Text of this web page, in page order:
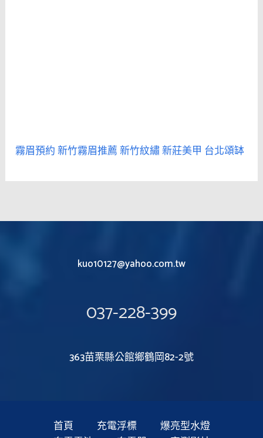
霧眉預約新竹霧眉推薦新竹紋繡新莊美甲 台北頌缽
kuo10127@yahoo.com.tw
037-228-399
363苗栗縣公館鄉鶴岡82-2號
首頁 充電浮標
爆亮型水燈